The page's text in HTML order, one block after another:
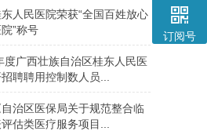
人民医院荣获“全国百姓放心
”称号
度广西壮族自治区桂东人民医
聘聘用控制数人员...
治区医保局关于规范整合临
估类医疗服务项目...

订阅号